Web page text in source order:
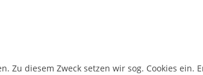
diesem Zweck setzen wir sog. Cookies ein.